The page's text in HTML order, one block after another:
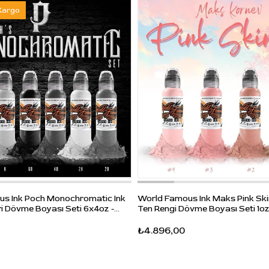
Albert Fish Orange Blossom
BTK Marigold Twine
Chikatilo Frost
Ed Gein Deer Skin
Green River Grey
H.H. Holmes Arsenic Green
Jack The Ripper Red
John Wayne Gacy Decaying Skin
Son of Sam Blonde
Ted Bundy Golden Bug
Kullanım Talimatı
Kullanmadan önce kullanacağınız şişeyi kapalı halde
Ink Poch Monochromatic Ink
Dövme Boyası Seti 6x4oz -
World Famous Ink Maks Pink
Ten Rengi Dövme Boyası Seti
₺4.896,00